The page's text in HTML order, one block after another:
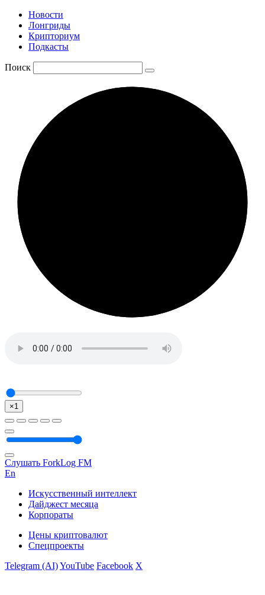
Новости
Лонгриды
Крипториум
Подкасты
Поиск
×1
Слушать ForkLog FM
En
Искусственный интеллект
Дайджест месяца
Корпораты
Цены криптовалют
Спецпроекты
Telegram (AI)YouTube Facebook X